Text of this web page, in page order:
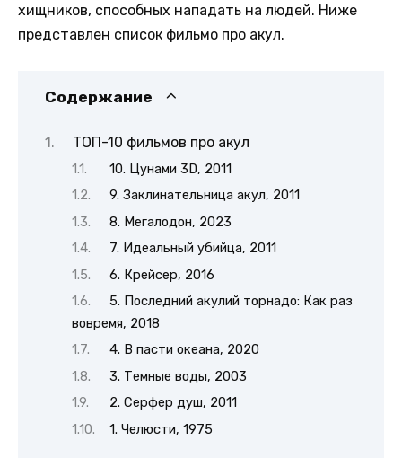
хищников, способных нападать на людей. Ниже
представлен список фильмо про акул.
Содержание
ТОП-10 фильмов про акул
10. Цунами 3D, 2011
9. Заклинательница акул, 2011
8. Мегалодон, 2023
7. Идеальный убийца, 2011
6. Крейсер, 2016
5. Последний акулий торнадо: Как раз
вовремя, 2018
4. В пасти океана, 2020
3. Темные воды, 2003
2. Серфер душ, 2011
1. Челюсти, 1975